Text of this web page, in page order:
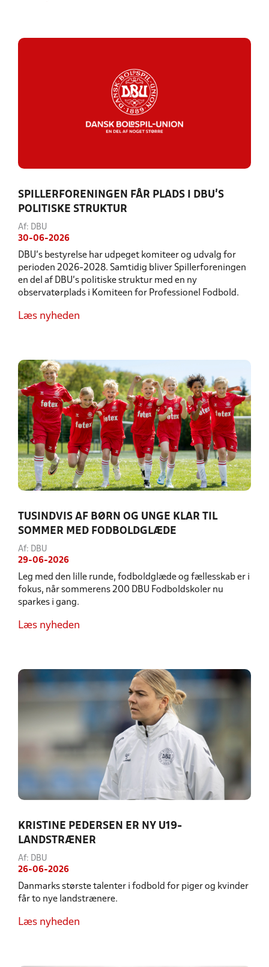
SPILLERFORENINGEN FÅR PLADS I DBU'S
POLITISKE STRUKTUR
Af: DBU
30-06-2026
DBU's bestyrelse har udpeget komiteer og udvalg for
perioden 2026-2028. Samtidig bliver Spillerforeningen
en del af DBU's politiske struktur med en ny
observatørplads i Komiteen for Professionel Fodbold.
Læs nyheden
TUSINDVIS AF BØRN OG UNGE KLAR TIL
SOMMER MED FODBOLDGLÆDE
Af: DBU
29-06-2026
Leg med den lille runde, fodboldglæde og fællesskab er i
fokus, når sommerens 200 DBU Fodboldskoler nu
sparkes i gang.
Læs nyheden
KRISTINE PEDERSEN ER NY U19-
LANDSTRÆNER
Af: DBU
26-06-2026
Danmarks største talenter i fodbold for piger og kvinder
får to nye landstrænere.
Læs nyheden